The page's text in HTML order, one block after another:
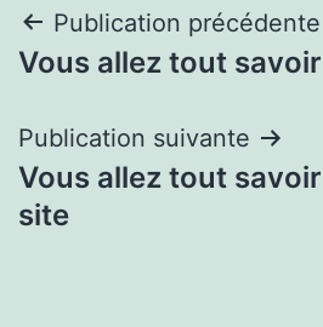
Navigation
de
l’article
Publication précédente
Vous allez tout
Publication suivante
Vous allez tout
site